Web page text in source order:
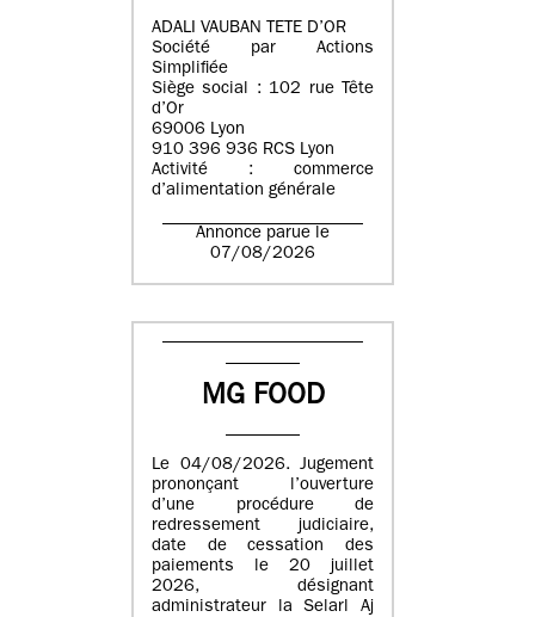
ADALI VAUBAN TETE D’OR
Société par Actions
Simplifiée
Siège social : 102 rue Tête
d’Or
69006 Lyon
910 396 936 RCS Lyon
Activité : commerce
d’alimentation générale
Annonce parue le
07/08/2026
MG FOOD
Le 04/08/2026. Jugement
prononçant l’ouverture
d’une procédure de
redressement judiciaire,
date de cessation des
paiements le 20 juillet
2026, désignant
administrateur la Selarl Aj